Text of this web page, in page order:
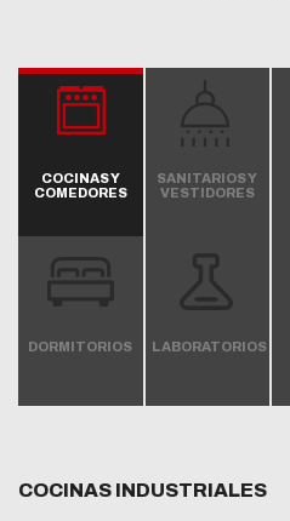
COCINAS Y
COMEDORES
SANITARIOS Y
VESTIDORES
DORMITORIOS LABORATORIOS
COCINAS INDUSTRIALES